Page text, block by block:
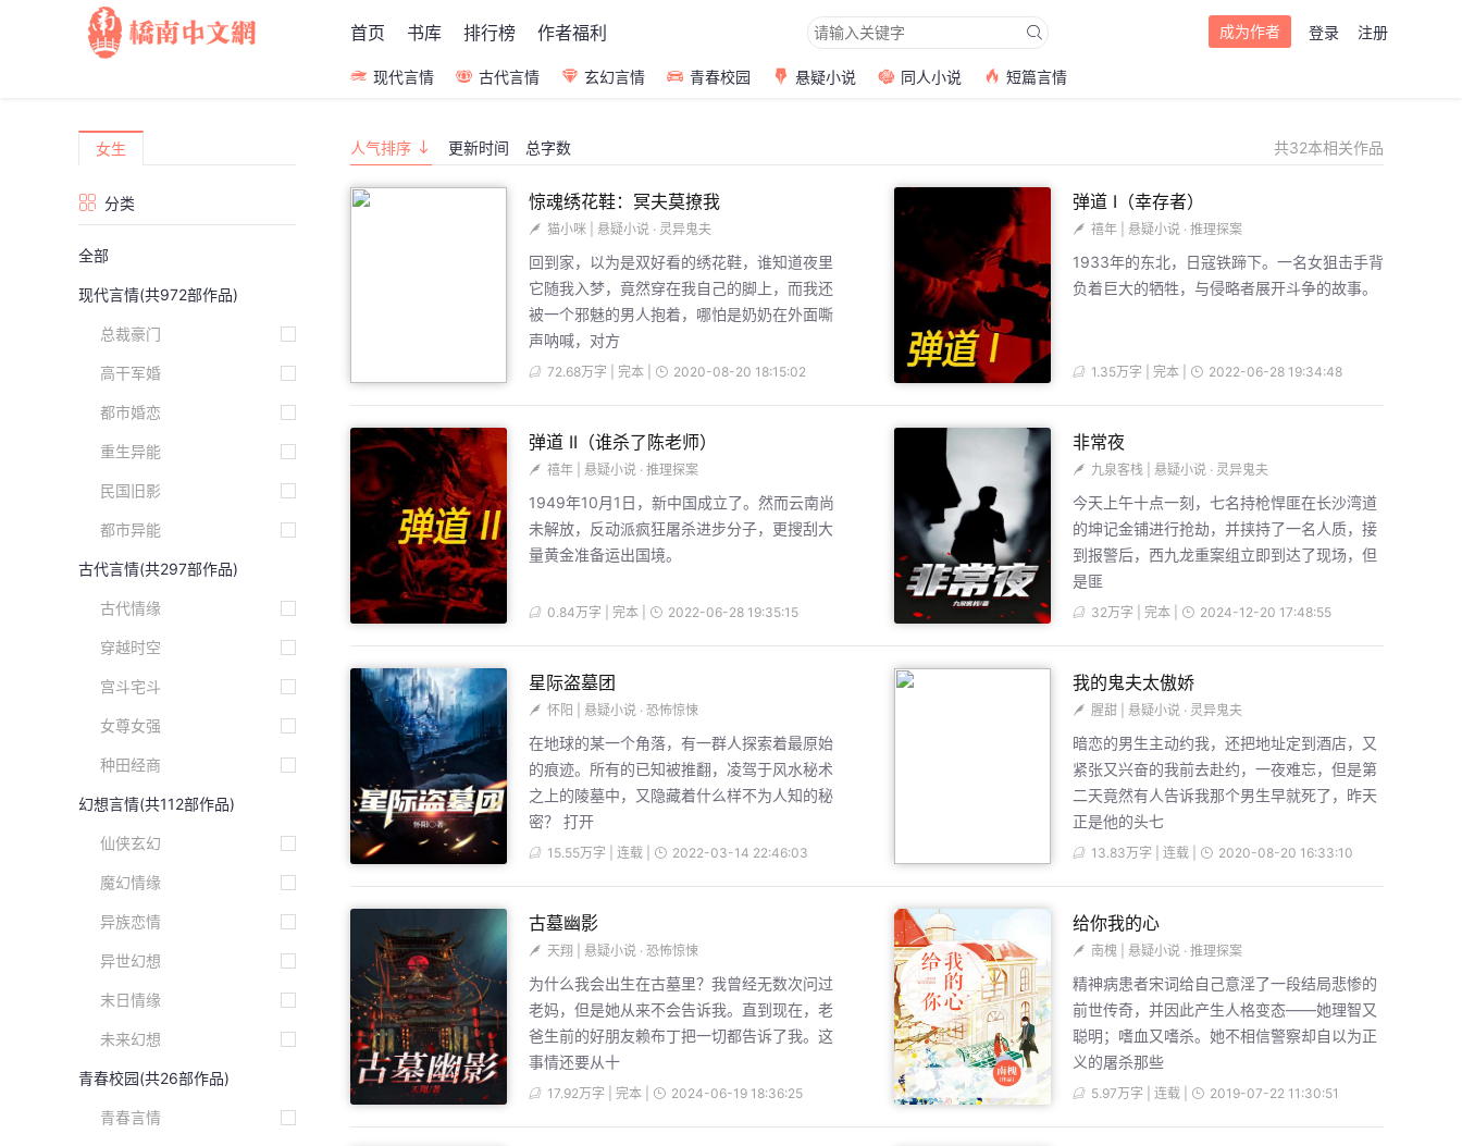
首页 书库 排行榜 作者福利 成为作者 登录 注册
现代言情 古代言情 玄幻言情 青春校园 悬疑小说 同人小说 短篇言情
女生
分类
全部
现代言情(共972部作品)
总裁豪门
高干军婚
都市婚恋
重生异能
民国旧影
都市异能
古代言情(共297部作品)
古代情缘
穿越时空
宫斗宅斗
女尊女强
种田经商
幻想言情(共112部作品)
仙侠玄幻
魔幻情缘
异族恋情
异世幻想
末日情缘
未来幻想
青春校园(共26部作品)
青春言情
人气排序 更新时间 总字数 共32本相关作品
惊魂绣花鞋：冥夫莫撩我
猫小咪 悬疑小说 · 灵异鬼夫
回到家，以为是双好看的绣花鞋，谁知道夜里
它随我入梦，竟然穿在我自己的脚上，而我还
被一个邪魅的男人抱着，哪怕是奶奶在外面嘶
声呐喊，对方
72.68万字 | 完本 | 2020-08-20 18:15:02
弹道 I（幸存者）
禧年 悬疑小说 · 推理探案
1933年的东北，日寇铁蹄下。一名女狙击手背
负着巨大的牺牲，与侵略者展开斗争的故事。
1.35万字 | 完本 | 2022-06-28 19:34:48
弹道 II（谁杀了陈老师）
禧年 悬疑小说 · 推理探案
1949年10月1日，新中国成立了。然而云南尚
未解放，反动派疯狂屠杀进步分子，更搜刮大
量黄金准备运出国境。
0.84万字 | 完本 | 2022-06-28 19:35:15
非常夜
九泉客栈 悬疑小说 · 灵异鬼夫
今天上午十点一刻，七名持枪悍匪在长沙湾道
的坤记金铺进行抢劫，并挟持了一名人质，接
到报警后，西九龙重案组立即到达了现场，但
是匪
32万字 | 完本 | 2024-12-20 17:48:55
星际盗墓团
怀阳 悬疑小说 · 恐怖惊悚
在地球的某一个角落，有一群人探索着最原始
的痕迹。所有的已知被推翻，凌驾于风水秘术
之上的陵墓中，又隐藏着什么样不为人知的秘
密？ 打开
15.55万字 | 连载 | 2022-03-14 22:46:03
我的鬼夫太傲娇
腥甜 悬疑小说 · 灵异鬼夫
暗恋的男生主动约我，还把地址定到酒店，又
紧张又兴奋的我前去赴约，一夜难忘，但是第
二天竟然有人告诉我那个男生早就死了，昨天
正是他的头七
13.83万字 | 连载 | 2020-08-20 16:33:10
古墓幽影
天翔 悬疑小说 · 恐怖惊悚
为什么我会出生在古墓里？我曾经无数次问过
老妈，但是她从来不会告诉我。直到现在，老
爸生前的好朋友赖布丁把一切都告诉了我。这
事情还要从十
17.92万字 | 完本 | 2024-06-19 18:36:25
给你我的心
南槐 悬疑小说 · 推理探案
精神病患者宋词给自己意淫了一段结局悲惨的
前世传奇，并因此产生人格变态——她理智又
聪明；嗜血又嗜杀。她不相信警察却自以为正
义的屠杀那些
5.97万字 | 连载 | 2019-07-22 11:30:51